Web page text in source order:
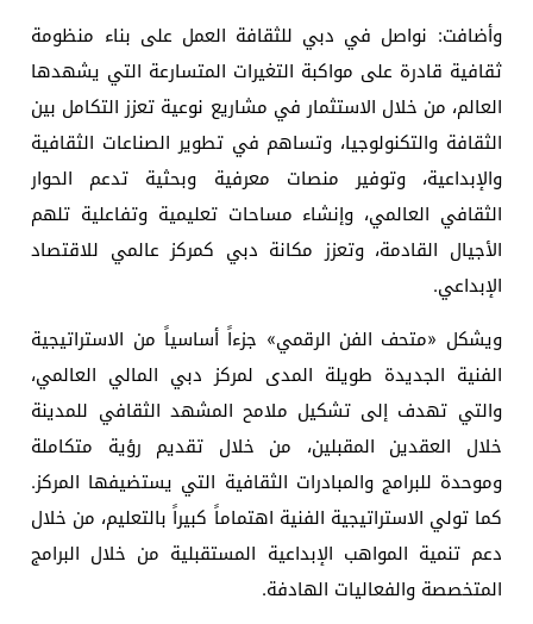
وأضافت: نواصل في دبي للثقافة العمل على بناء منظومة
ثقافية قادرة على مواكبة التغيرات المتسارعة التي يشهدها
العالم، من خلال الاستثمار في مشاريع نوعية تعزز التكامل بين
الثقافة والتكنولوجيا، وتساهم في تطوير الصناعات الثقافية
والإبداعية، وتوفير منصات معرفية وبحثية تدعم الحوار
الثقافي العالمي، وإنشاء مساحات تعليمية وتفاعلية تلهم
الأجيال القادمة، وتعزز مكانة دبي كمركز عالمي للاقتصاد
الإبداعي.
ويشكل «متحف الفن الرقمي» جزءاً أساسياً من الاستراتيجية
الفنية الجديدة طويلة المدى لمركز دبي المالي العالمي،
والتي تهدف إلى تشكيل ملامح المشهد الثقافي للمدينة
خلال العقدين المقبلين، من خلال تقديم رؤية متكاملة
وموحدة للبرامج والمبادرات الثقافية التي يستضيفها المركز.
كما تولي الاستراتيجية الفنية اهتماماً كبيراً بالتعليم، من خلال
دعم تنمية المواهب الإبداعية المستقبلية من خلال البرامج
المتخصصة والفعاليات الهادفة.